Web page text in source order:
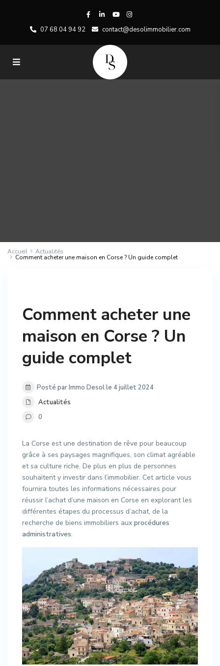
07 68 04 94 92 contact@desolimmobilier.com
Accueil Actualités
Comment acheter une maison en Corse ? Un guide complet
Comment acheter une
maison en Corse ? Un
guide complet
Posté par Immo Desol le 4 juillet 2024
Actualités
0
La Corse est une destination de rêve pour beaucoup
grâce à ses paysages magnifiques, son climat agréable
et sa culture riche. De plus en plus de personnes
souhaitent y investir dans l’immobilier. Cet article vous
fournira toutes les informations nécessaires pour
réussir l’achat d’une maison en Corse en explorant les
différentes étapes du processus d’achat, de la
recherche de biens immobiliers aux procédures
administratives.